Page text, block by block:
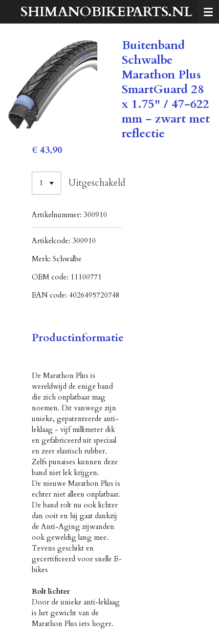
SHIMANOBIKEPARTS.NL
Buitenband
Schwalbe
Marathon Plus
SmartGuard 28
x 1.75" / 47-622
mm - zwart met
reflectie
€ 43,90
Uitgeschakeld
Artikelnummer: 300910
Artikelcode: 300910
Merk: Schwalbe
OEM code: 11100771
EAN code: 4026495720748
Productinformatie
De Marathon Plus is
wereldwijd de enige band
die zich onplatbaar mag
noemen. Dit vanwege zijn
unieke, gepatenteerde anti-
leklaag - vijf millimeter dik
en gefabriceerd uit speciaal
en zeer elastisch rubber.
Zelfs punaises kunnen deze
band niet lek krijgen.
De nieuwe Marathon Plus is
echter niet alleen onplatbaar.
De band rolt nu ook lichter
dan ooit en hij gaat dankzij
de Anti-Aging zijwanden
ook geweldig lang mee.
Tevens geschikt en
gecertificeerd voor snelle E-
bikes
Rolt lichter
Door de unieke anti-leklaag
is het gewicht van de
Marathon Plus iets hoger.